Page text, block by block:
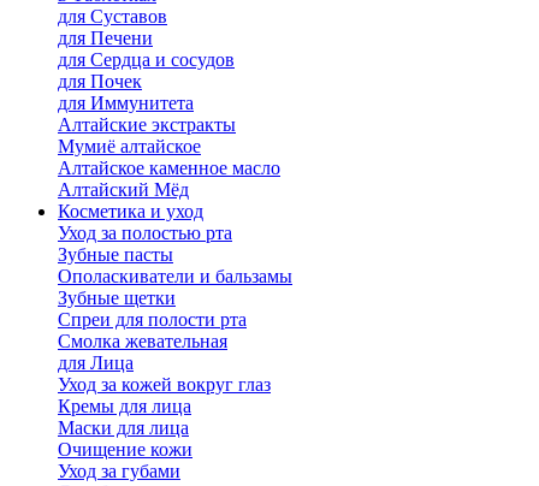
для Cуставов
для Печени
для Сердца и сосудов
для Почек
для Иммунитета
Алтайские экстракты
Мумиё алтайское
Алтайское каменное масло
Алтайский Мёд
Косметика и уход
Уход за полостью рта
Зубные пасты
Ополаскиватели и бальзамы
Зубные щетки
Спреи для полости рта
Смолка жевательная
для Лица
Уход за кожей вокруг глаз
Кремы для лица
Маски для лица
Очищение кожи
Уход за губами